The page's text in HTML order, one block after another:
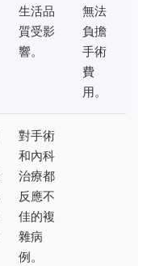
生活品
質受影
響。
無法
負擔
手術
費
用。
對手術
和內科
治療都
反應不
佳的複
雜病
例。